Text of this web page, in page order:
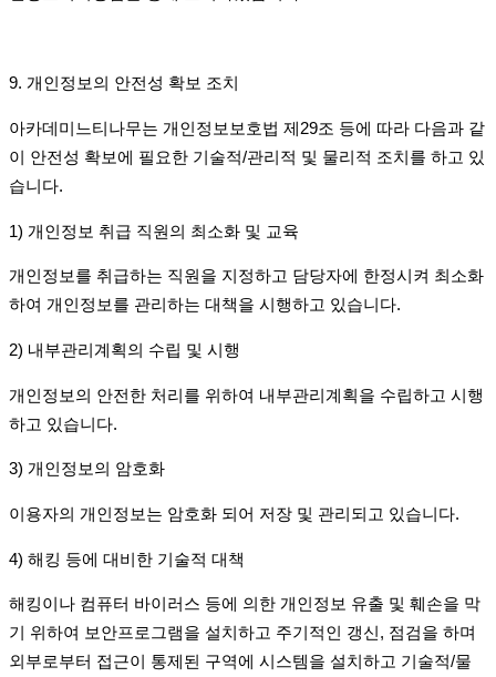
9. 개인정보의 안전성 확보 조치
아카데미느티나무는 개인정보보호법 제 29조 등에 따라 다음과 같
이 안전성 확보에 필요한 기술적/관리적 및 물리적 조치를 하고 있
습니다.
1) 개인정보 취급 직원의 최소화 및 교육
개인정보를 취급하는 직원을 지정하고 담당자에 한정시켜 최소화
하여 개인정보를 관리하는 대책을 시행하고 있습니다.
2) 내부관리계획의 수립 및 시행
개인정보의 안전한 처리를 위하여 내부관리계획을 수립하고 시행
하고 있습니다.
3) 개인정보의 암호화
이용자의 개인정보는 암호화 되어 저장 및 관리되고 있습니다.
4) 해킹 등에 대비한 기술적 대책
해킹이나 컴퓨터 바이러스 등에 의한 개인정보 유출 및 훼손을 막
기 위하여 보안프로그램을 설치하고 주기적인 갱신, 점검을 하며
외부로부터 접근이 통제된 구역에 시스템을 설치하고 기술적/물